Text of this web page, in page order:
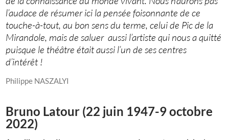
l’audace de résumer ici la pensée foisonnante de ce
touche-à-tout, au bon sens du terme, celui de Pic de la
Mirandole, mais de saluer aussi l’artiste qui nous a quitté
puisque le théâtre était aussi l’un de ses centres
d’intérêt !
Philippe NASZALYI
Bruno Latour (22 juin 1947-9 octobre
2022)